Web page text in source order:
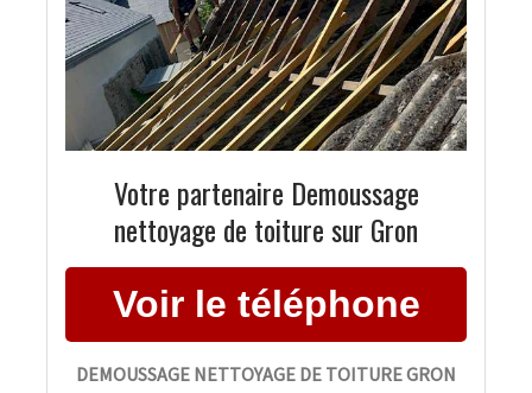
Votre partenaire Demoussage
nettoyage de toiture sur Gron
DEMOUSSAGE NETTOYAGE DE TOITURE GRON